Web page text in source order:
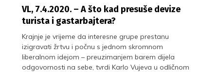
VL, 7.4.2020. – A što kad presuše devize
turista i gastarbajtera?
Krajnje je vrijeme da interesne grupe prestanu
izigravati žrtvu i počnu s jednom skromnom
liberalnom idejom – preuzimanjem barem dijela
odgovornosti na sebe, tvrdi Karlo Vujeva u odličnom